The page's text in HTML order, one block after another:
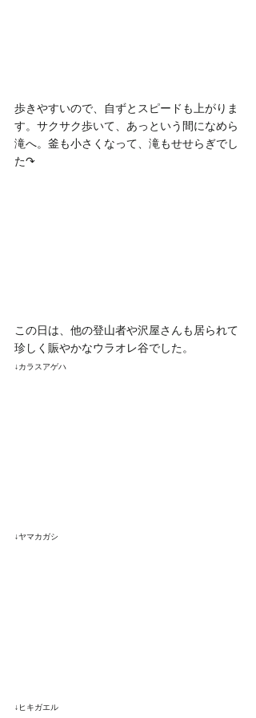
歩きやすいので、自ずとスピードも上がりま
す。サクサク歩いて、あっという間になめら
滝へ。釜も小さくなって、滝もせせらぎでし
た↷
この日は、他の登山者や沢屋さんも居られて
珍しく賑やかなウラオレ谷でした。
↓カラスアゲハ
↓ヤマカガシ
↓ヒキガエル